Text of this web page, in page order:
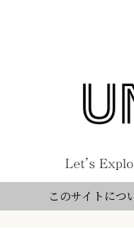
このサイトにつ